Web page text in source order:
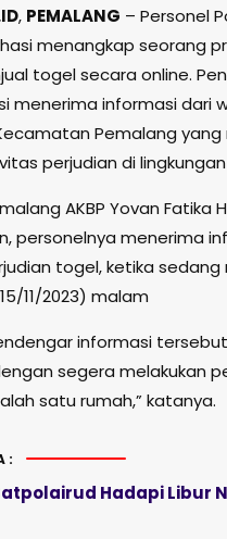
, PEMALANG – Personel
menangkap seorang
togel secara online.
menerima informasi dari
Pemalang
perjudian di
AKBP Yovan Fatika
personelnya menerima
togel, ketika
11/2023) malam
informasi
segera melakukan
satu rumah,” katanya.
Hadapi Libur